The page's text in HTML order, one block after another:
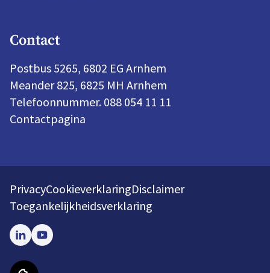
Contact
Postbus 5265, 6802 EG Arnhem
Meander 825, 6825 MH Arnhem
Telefoonnummer. 088 054 11 11
Contactpagina
PrivacyCookieverklaringDisclaimer
Toegankelijkheidsverklaring
LinkedInYoutube